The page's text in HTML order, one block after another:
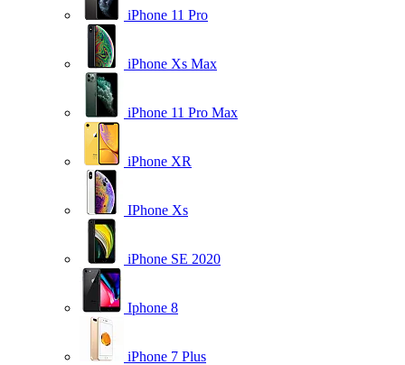
iPhone 11 Pro
iPhone Xs Max
iPhone 11 Pro Max
iPhone XR
IPhone Xs
iPhone SE 2020
Iphone 8
iPhone 7 Plus